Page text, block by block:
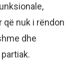
nuk i rëndon
dhe